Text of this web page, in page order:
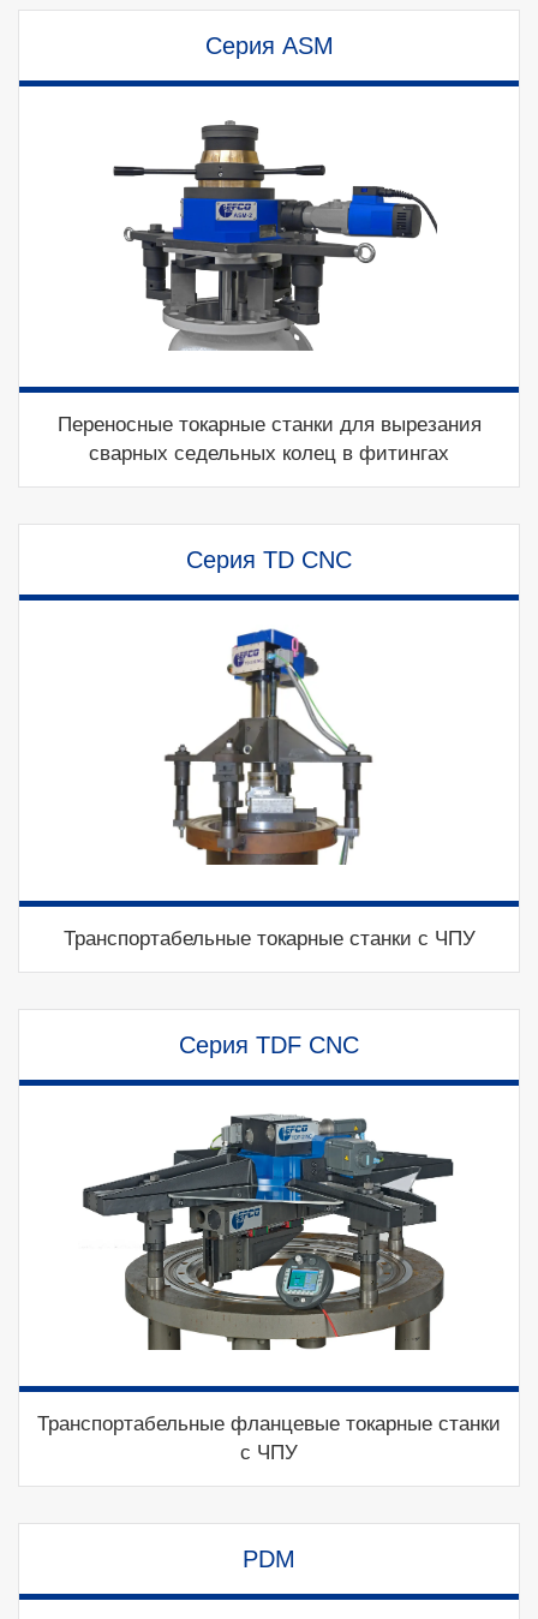
Серия ASM
Переносные токарные станки для вырезания
сварных седельных колец в фитингах
Серия TD CNC
Транспортабельные токарные станки с ЧПУ
Серия TDF CNC
Транспортабельные фланцевые токарные станки
с ЧПУ
PDM